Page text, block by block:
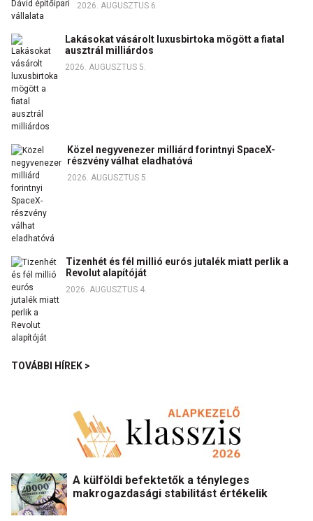
2026. AUGUSZTUS 6.
Lakásokat vásárolt luxusbirtoka mögött a fiatal
ausztrál milliárdos
2026. AUGUSZTUS 5.
Közel negyvenezer milliárd forintnyi SpaceX-
részvény válhat eladhatóvá
2026. AUGUSZTUS 5.
Tizenhét és fél millió eurós jutalék miatt perlik a
Revolut alapítóját
2026. AUGUSZTUS 4.
TOVÁBBI HÍREK >
A külföldi befektetők a tényleges
makrogazdasági stabilitást értékelik